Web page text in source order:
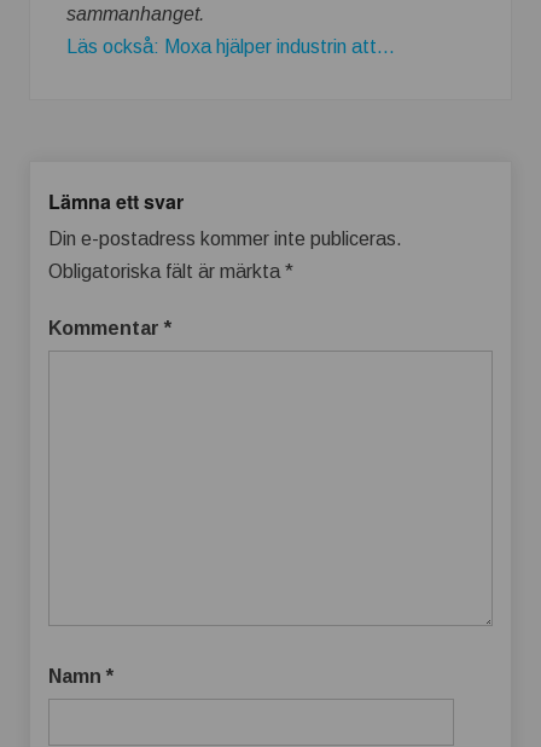
sammanhanget.
Läs också: Moxa hjälper industrin att...
Lämna ett svar
Din e-postadress kommer inte publiceras.
Obligatoriska fält är märkta *
Kommentar *
Namn *